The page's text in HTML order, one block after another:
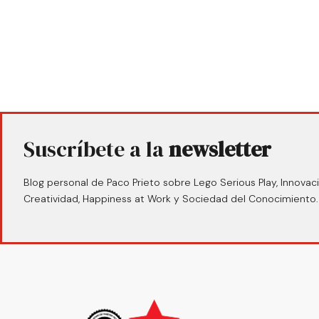
Suscríbete a lanewsletter
Blog personal de Paco Prieto sobre Lego Serious Play,
Creatividad, Happiness at Work y Sociedad del Conocimiento.